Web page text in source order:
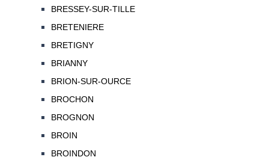
BRESSEY-SUR-TILLE
BRETENIERE
BRETIGNY
BRIANNY
BRION-SUR-OURCE
BROCHON
BROGNON
BROIN
BROINDON